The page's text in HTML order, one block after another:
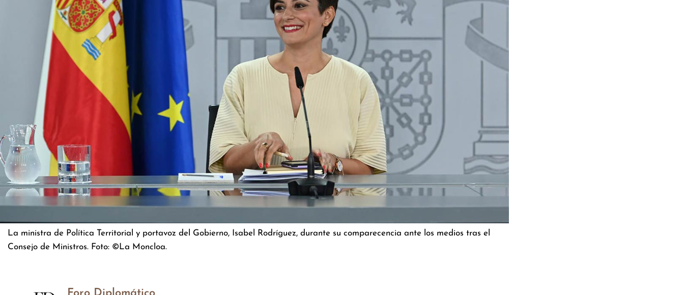
La ministra de Política Territorial y portavoz del Gobierno, Isabel Rodríguez, durante su comparecencia ante los medios tras el
Consejo de Ministros. Foto: ©La Moncloa.